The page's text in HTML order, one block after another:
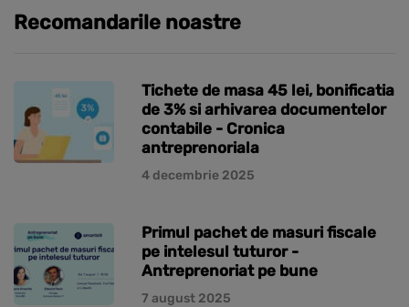
Recomandarile noastre
Tichete de masa 45 lei, bonificatia
de 3% si arhivarea documentelor
contabile - Cronica
antreprenoriala
4 decembrie 2025
Primul pachet de masuri fiscale
pe intelesul tuturor -
Antreprenoriat pe bune
7 august 2025